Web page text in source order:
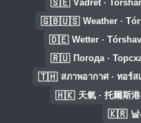
🇸🇪 Vädret ·
🇬🇧🇺🇸 Weather ·
🇩🇪 Wetter ·
🇷🇺 Погода ·
🇹🇭 สภาพอากาศ · ทอร์ส
🇭🇰 天氣 · 托爾斯港
🇰🇷